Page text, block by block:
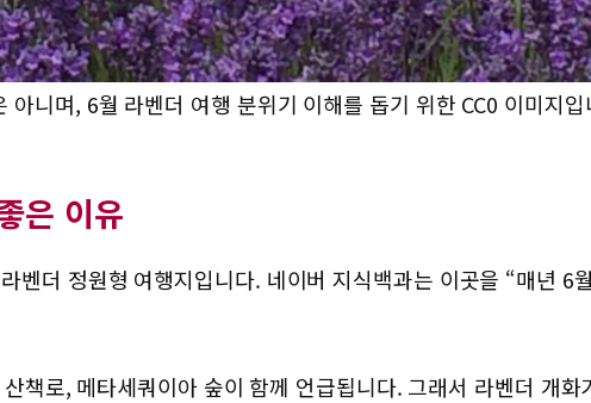
아니며, 6월 라벤더 여행 분위기 이해를 돕기 위한 CC0 이미
은 이유
벤더 정원형 여행지입니다. 네이버 지식백과는 이곳을 “매년 6
책로, 메타세쿼이아 숲이 함께 언급됩니다. 그래서 라벤더 개